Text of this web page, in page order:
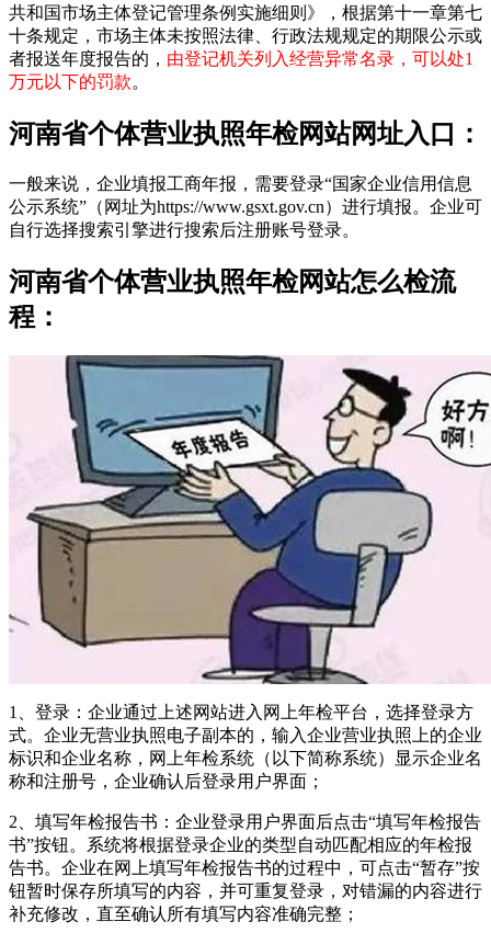
共和国市场主体登记管理条例实施细则》，根据第十一章第七
十条规定，市场主体未按照法律、行政法规规定的期限公示或
者报送年度报告的， 由登记机关列入经营异常名录，可以处1
万元以下的罚款。
河南省个体营业执照年检网站网址入口：
一般来说，企业填报工商年报，需要登录“国家企业信用信息
公示系统”（网址为https://www.gsxt.gov.cn）进行填报。企业可
自行选择搜索引擎进行搜索后注册账号登录。
河南省个体营业执照年检网站怎么检流
程：
1、登录：企业通过上述网站进入网上年检平台，选择登录方
式。企业无营业执照电子副本的，输入企业营业执照上的企业
标识和企业名称，网上年检系统（以下简称系统）显示企业名
称和注册号，企业确认后登录用户界面；
2、填写年检报告书：企业登录用户界面后点击“填写年检报告
书”按钮。系统将根据登录企业的类型自动匹配相应的年检报
告书。企业在网上填写年检报告书的过程中，可点击“暂存”按
钮暂时保存所填写的内容，并可重复登录，对错漏的内容进行
补充修改，直至确认所有填写内容准确完整；